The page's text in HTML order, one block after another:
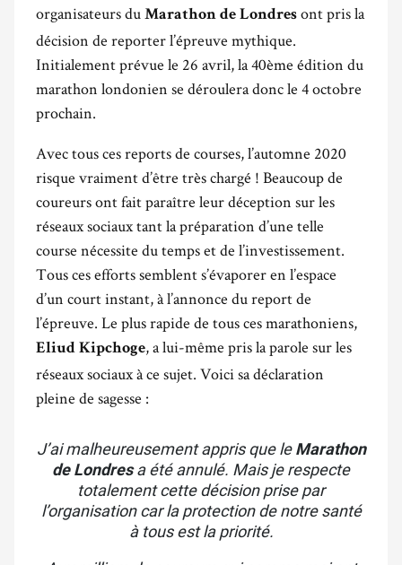
organisateurs du Marathon de Londres ont pris la
décision de reporter l’épreuve mythique.
Initialement prévue le 26 avril, la 40ème édition du
marathon londonien se déroulera donc le 4 octobre
prochain.
Avec tous ces reports de courses, l’automne 2020
risque vraiment d’être très chargé ! Beaucoup de
coureurs ont fait paraître leur déception sur les
réseaux sociaux tant la préparation d’une telle
course nécessite du temps et de l’investissement.
Tous ces efforts semblent s’évaporer en l’espace
d’un court instant, à l’annonce du report de
l’épreuve. Le plus rapide de tous ces marathoniens,
Eliud Kipchoge, a lui-même pris la parole sur les
réseaux sociaux à ce sujet. Voici sa déclaration
pleine de sagesse :
J’ai malheureusement appris que leMarathon
de Londresa été annulé. Mais je respecte
totalement cette décision prise par
l’organisation car la protection de notre santé
à tous est la priorité.